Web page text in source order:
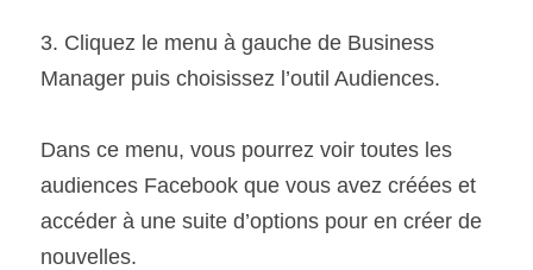
3. Cliquez le menu à gauche de Business
Manager puis choisissez l’outil Audiences.
Dans ce menu, vous pourrez voir toutes les
audiences Facebook que vous avez créées et
accéder à une suite d’options pour en créer de
nouvelles.